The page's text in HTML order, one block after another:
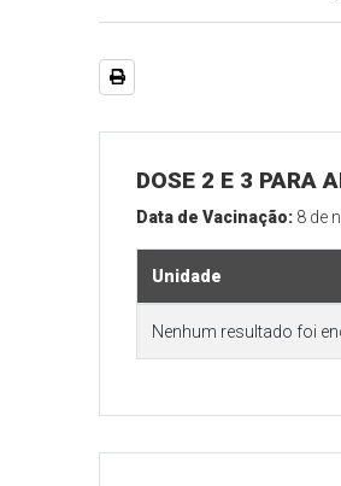
DOSE 2 E 3 PARA
Data de Vacinação: 8 de
Unidade
Nenhum resultado foi